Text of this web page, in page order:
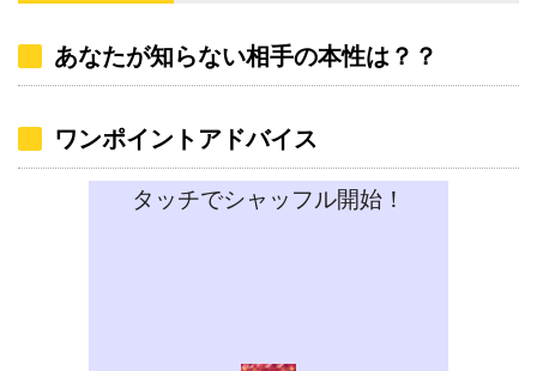
あなたが知らない相手の本性は？？
ワンポイントアドバイス
タッチでシャッフル開始！